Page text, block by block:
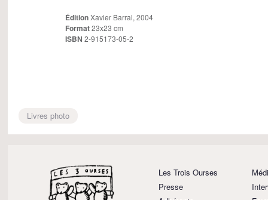
ÉditionXavier Barral, 2004
Format23x23 cm
ISBN 2-915173-05-2
Livres photo
Les Trois Ourses
Presse